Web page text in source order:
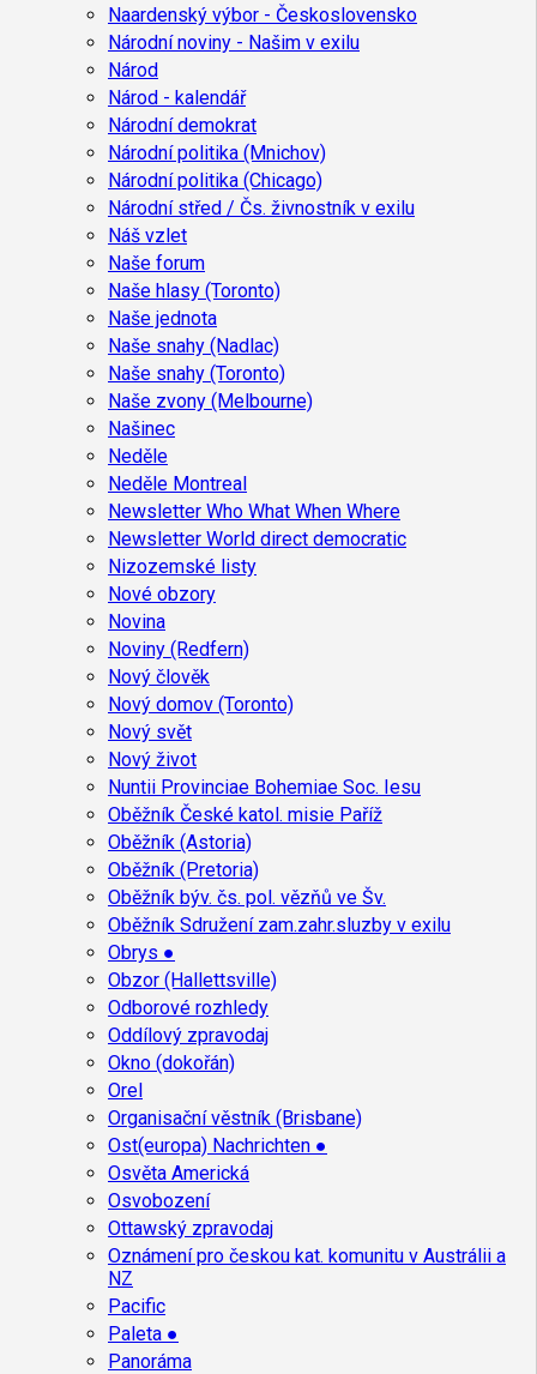
Naardenský výbor - Československo
Národní noviny - Našim v exilu
Národ
Národ - kalendář
Národní demokrat
Národní politika (Mnichov)
Národní politika (Chicago)
Národní střed / Čs. živnostník v exilu
Náš vzlet
Naše forum
Naše hlasy (Toronto)
Naše jednota
Naše snahy (Nadlac)
Naše snahy (Toronto)
Naše zvony (Melbourne)
Našinec
Neděle
Neděle Montreal
Newsletter Who What When Where
Newsletter World direct democratic
Nizozemské listy
Nové obzory
Novina
Noviny (Redfern)
Nový člověk
Nový domov (Toronto)
Nový svět
Nový život
Nuntii Provinciae Bohemiae Soc. Iesu
Oběžník České katol. misie Paříž
Oběžník (Astoria)
Oběžník (Pretoria)
Oběžník býv. čs. pol. vězňů ve Šv.
Oběžník Sdružení zam.zahr.sluzby v exilu
Obrys ●
Obzor (Hallettsville)
Odborové rozhledy
Oddílový zpravodaj
Okno (dokořán)
Orel
Organisační věstník (Brisbane)
Ost(europa) Nachrichten ●
Osvěta Americká
Osvobození
Ottawský zpravodaj
Oznámení pro českou kat. komunitu v Austrálii a
NZ
Pacific
Paleta ●
Panoráma